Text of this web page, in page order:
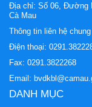
Địa chỉ: Số 06, Đường
Cà Mau
Thông tin liên hệ chung
Điện thoại:
Fax: 0291.3822268
Email:
DANH MỤC